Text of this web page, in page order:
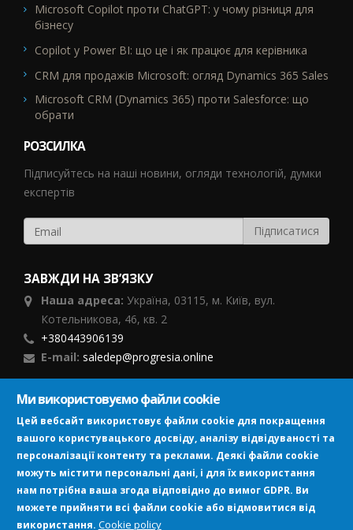
Microsoft Copilot проти ChatGPT: у чому різниця для
бізнесу
Copilot у Power BI: що це і як працює для керівника
CRM для продажів Microsoft: огляд Dynamics 365 Sales
Microsoft CRM (Dynamics 365) проти Salesforce: що
обрати
РОЗСИЛКА
Підписуйтесь на наші новини, огляди технологій, думки
експертів
ЗАВЖДИ НА ЗВ’ЯЗКУ
Наша адреса: Україна, 03115, м. Київ, вул.
Котельникова, 46, кв. 2
+380443906139
E-mail: saledep@progresia.online
ПІДПИСУЙСЯ
Image
Ми використовуємо файли cookie
Цей вебсайт використовує файли cookie для покращення
вашого користувацького досвіду, аналізу відвідуваності та
персоналізації контенту та реклами. Деякі файли cookie
можуть містити персональні дані, і для їх використання
нам потрібна ваша згода відповідно до вимог GDPR. Ви
можете прийняти всі файли cookie або відмовитися від
використання. Cookie policy